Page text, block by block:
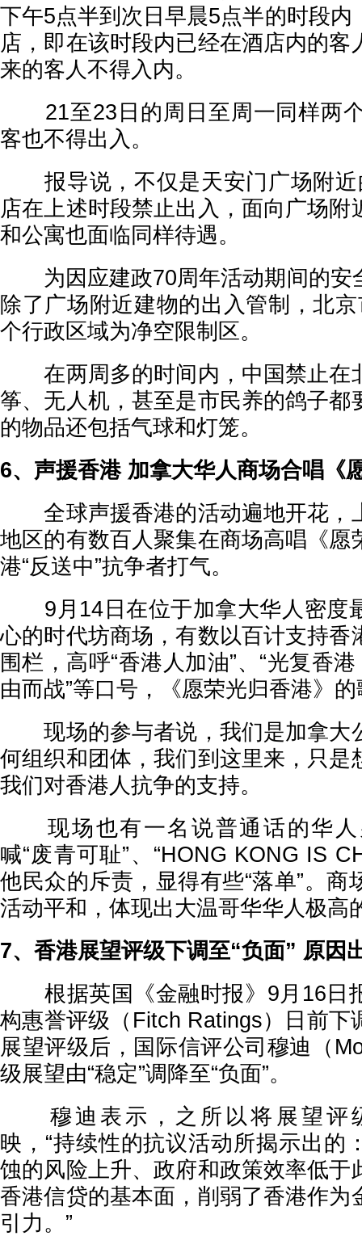
下午5点半到次日早晨5点半的时段内
店，即在该时段内已经在酒店内的客
来的客人不得入内。
21至23日的周日至周一同样两
客也不得出入。
报导说，不仅是天安门广场附近
店在上述时段禁止出入，面向广场附
和公寓也面临同样待遇。
为因应建政70周年活动期间的安
除了广场附近建物的出入管制，北
个行政区域为净空限制区。
在两周多的时间内，中国禁止在
筝、无人机，甚至是市民养的鸽子都
的物品还包括气球和灯笼。
6、声援香港 加拿大华人商场合唱《
全球声援香港的活动遍地开花，
地区的有数百人聚集在商场高唱《愿
港“反送中”抗争者打气。
9月14日在位于加拿大华人密度
心的时代坊商场，有数以百计支持香
围栏，高呼“香港人加油”、“光复香
由而战”等口号，《愿荣光归香港》
现场的参与者说，我们是加拿大
何组织和团体，我们到这里来，只是
我们对香港人抗争的支持。
现场也有一名说普通话的华人
喊“废青可耻”、“HONG KONG IS
他民众的斥责，显得有些“落单”。商
活动平和，体现出大温哥华华人极高
7、香港展望评级下调至“负面” 原因
根据英国《金融时报》9月16日
构惠誉评级（Fitch Ratings）日前下
展望评级后，国际信评公司穆迪（
级展望由“稳定”调降至“负面”。
穆迪表示，之所以将展望评
映，“持续性的抗议活动所揭示出的
蚀的风险上升、政府和政策效率低于
香港信贷的基本面，削弱了香港作为
引力。”